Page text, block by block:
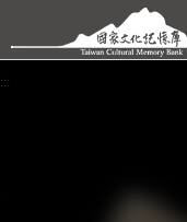
跳到主要內容區塊
:::